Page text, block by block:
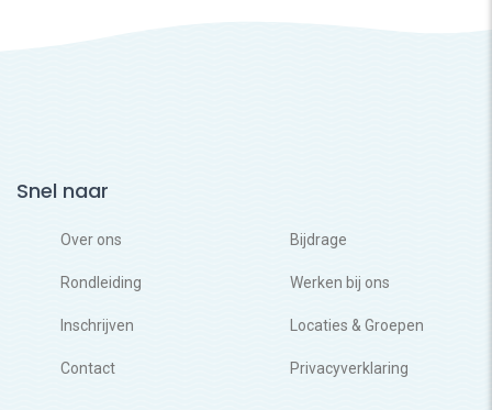
Snel naar
Over ons Bijdrage
Rondleiding Werken bij ons
Inschrijven Locaties & Groepen
Contact Privacyverklaring